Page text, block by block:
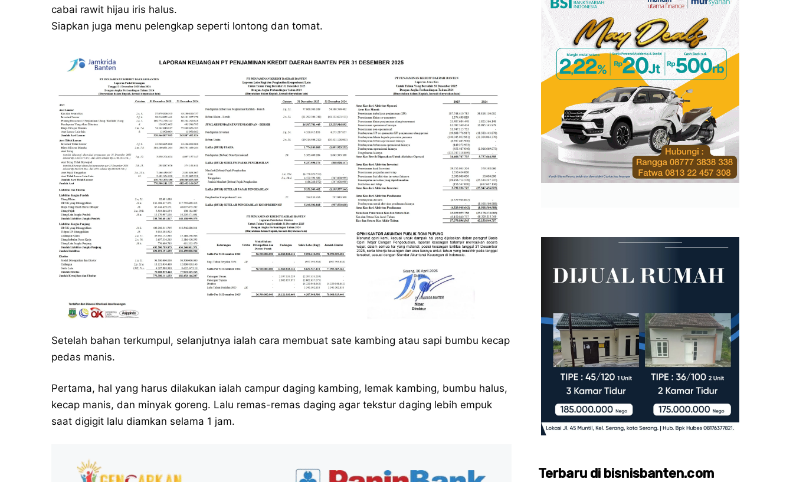
cabai rawit hijau iris halus.
Siapkan juga menu pelengkap seperti lontong dan tomat.
Setelah bahan terkumpul, selanjutnya ialah cara membuat sate kambing atau sapi bumbu kecap
pedas manis.
Pertama, hal yang harus dilakukan ialah campur daging kambing, lemak kambing, bumbu halus,
kecap manis, dan minyak goreng. Lalu remas-remas daging agar tekstur daging lebih empuk
saat digigit lalu diamkan selama 1 jam.
Terbaru di bisnisbanten.com